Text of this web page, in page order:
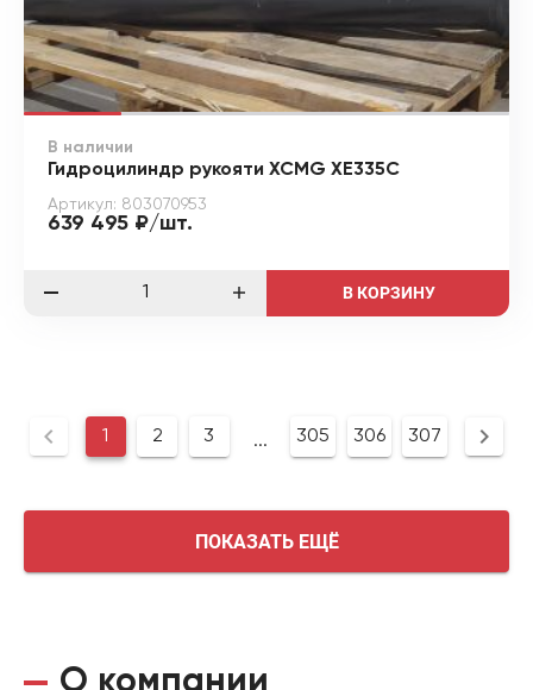
В наличии
Гидроцилиндр рукояти XCMG XE335C
Артикул: 803070953
639 495 ₽/шт.
В КОРЗИНУ
1 2 3 ... 305 306 307
ПОКАЗАТЬ ЕЩЁ